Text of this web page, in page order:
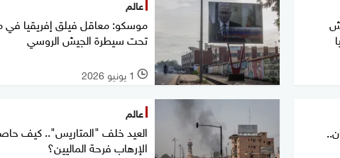
عالم
موسكو: معاقل فيلق إفريقيا في
تحت سيطرة الجيش الروسي
l 1 يونيو 2026
عالم
العيد خلف "المتاريس".. كيف
الإرهاب فرحة الماليين؟